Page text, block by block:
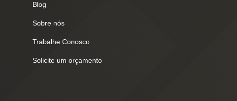
Blog
Sobre nós
Trabalhe Conosco
Solicite um orçamento